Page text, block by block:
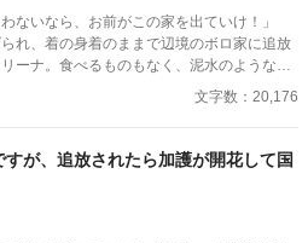
ないなら、お前がこの家を出ていけ！」
れ、着の身着のままで辺境のボロ家に追放
ーナ。食べるものもなく、泥水のようなス
リに痩せ細った彼女が庭で拾ったのは、金
。 「……見知らぬ人間を招
緒に食べてくれると嬉しいんだけど」 二
始まる。ギルが獲ってくる肉を食べ、共に
来の瑞々しい美しさを取り戻していく。し
なかった。彼が王位継承争いから身を隠し
とを――。 ※ふんわり設定です。
文字数：20,176
すが、追放されたら加護が開花して国